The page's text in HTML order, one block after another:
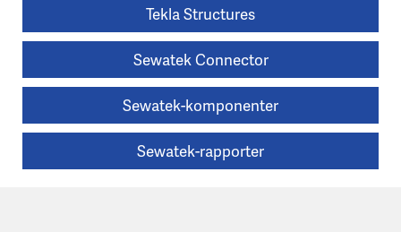
Tekla Structures
Sewatek Connector
Sewatek-komponenter
Sewatek-rapporter